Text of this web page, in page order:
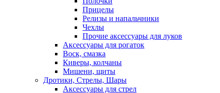
Прицелы
Релизы и напальчники
Чехлы
Прочие аксессуары для луков
Аксессуары для рогаток
Воск, смазка
Киверы, колчаны
Мишени, щиты
Дротики, Стрелы, Шары
Аксессуары для стрел